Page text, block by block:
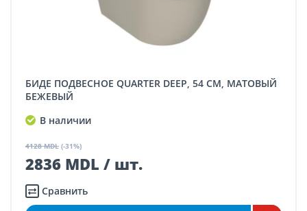
БИДЕ ПОДВЕСНОЕ QUARTER DEEP, 54 СМ, МАТОВЫЙ
БЕЖЕВЫЙ
В наличии
4128 MDL (-31%)
2836 MDL / шт.
Сравнить